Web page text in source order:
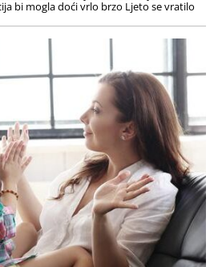
bi mogla doći vrlo brzo Ljeto se vratilo